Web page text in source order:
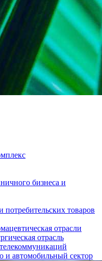
бизнеса и
товаров
отрасли
отрасль
и автомобильный сектор